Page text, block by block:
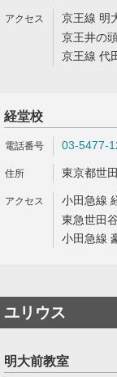
京王線 明
京王井の
京王線 代
経堂校
03-5477-
東京都世
小田急線
東急世田
小田急線
ユリウス
明大前教室